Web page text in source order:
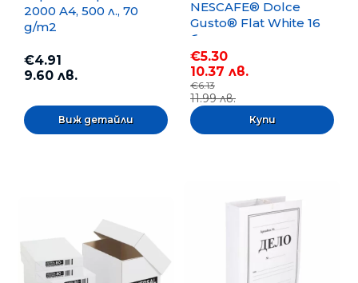
2000 A4, 500 л., 70
g/m2
€4.91
9.60 лв.
Виж детайли
NESCAFE® Dolce
Gusto® Flat White 16
бр.
€5.30
10.37 лв.
€6.13
11.99 лв.